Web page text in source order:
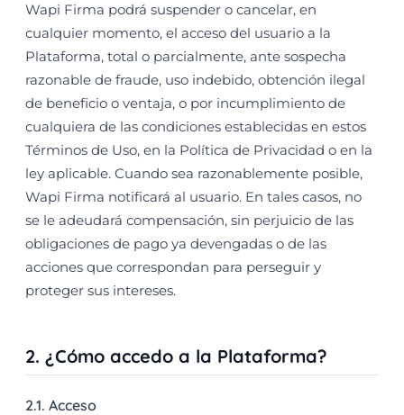
Wapi Firma podrá suspender o cancelar, en
cualquier momento, el acceso del usuario a la
Plataforma, total o parcialmente, ante sospecha
razonable de fraude, uso indebido, obtención ilegal
de beneficio o ventaja, o por incumplimiento de
cualquiera de las condiciones establecidas en estos
Términos de Uso, en la Política de Privacidad o en la
ley aplicable. Cuando sea razonablemente posible,
Wapi Firma notificará al usuario. En tales casos, no
se le adeudará compensación, sin perjuicio de las
obligaciones de pago ya devengadas o de las
acciones que correspondan para perseguir y
proteger sus intereses.
2. ¿Cómo accedo a la Plataforma?
2.1. Acceso